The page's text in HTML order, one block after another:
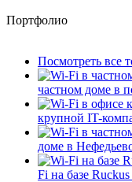
Портфолио
Посмотреть все
частном доме в
крупной IT-
доме в
Fi на базе